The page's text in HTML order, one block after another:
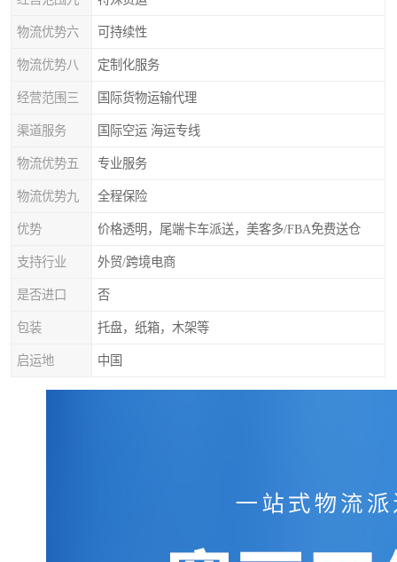
物流优势六 可持续性
物流优势八 定制化服务
经营范围三 国际货物运输代理
渠道服务 国际空运 海运专线
物流优势五 专业服务
物流优势九 全程保险
优势 价格透明，尾端卡车派送，美客多/FBA免费送仓
支持行业 外贸/跨境电商
是否进口 否
包装 托盘，纸箱，木架等
启运地 中国